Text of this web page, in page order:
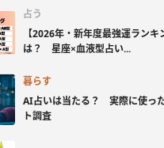
占う
【2026年・新年度最強運ラン
は？ 星座×血液型占い...
暮らす
AI占いは当たる？ 実際に使っ
ト調査